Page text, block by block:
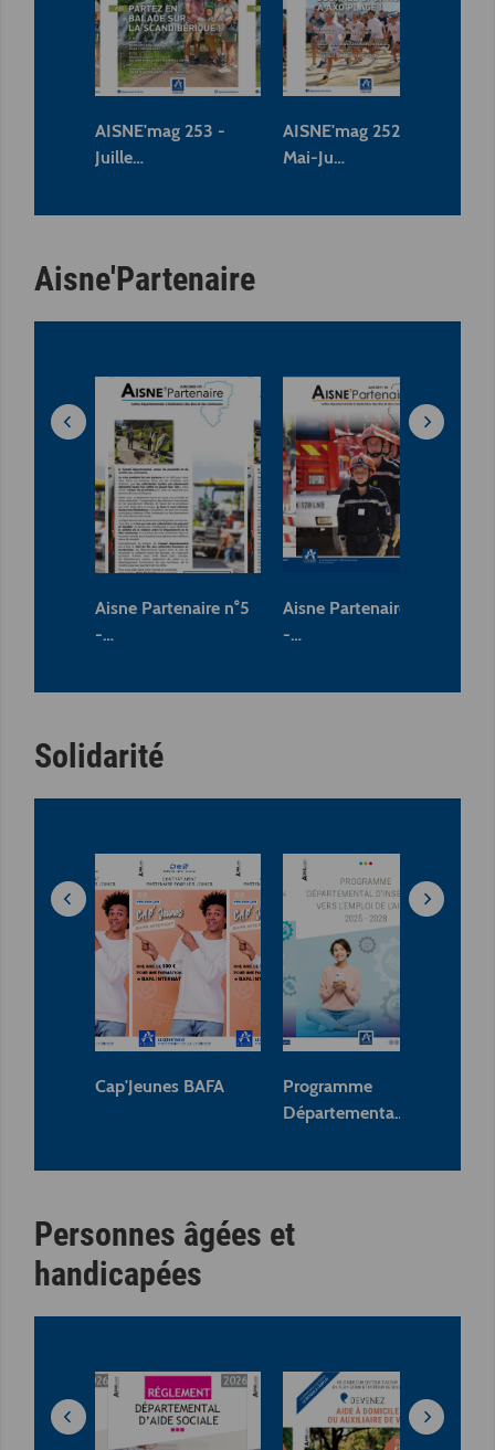
AISNE'mag 253 -
Juille…
AISNE'mag 252 -
Mai-Ju…
Aisne'Partenaire
Aisne Partenaire n°5
-…
Aisne Partenaire n°4
-…
Solidarité
Cap'Jeunes BAFA
Programme
Départementa…
Personnes âgées et
handicapées